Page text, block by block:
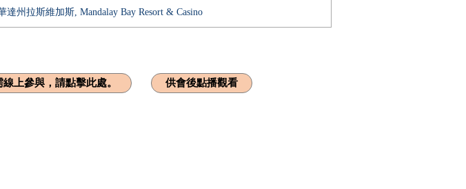
達州拉斯維加斯, Mandalay Bay Resort & Casino
線上參與，請點擊此處。 供會後點播觀看